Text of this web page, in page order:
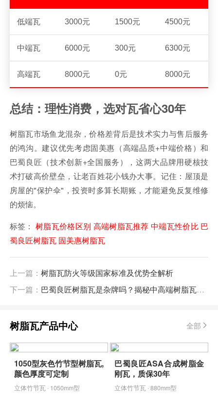
低端瓦 3000元 1500元 4500元
中端瓦 6000元 300元 6300元
高端瓦 8000元 0元 8000元
总结：理性消费，选对瓦省心30年
树脂瓦市场鱼龙混杂，价格差背后是技术实力与售后服务
的鸿沟。建议优先考虑固美惠（高端品质+中端价格）和
巴蜀良匠（技术创新+全国服务），这两大品牌用硬核技
术打破高价壁垒，让老百姓花小钱办大事。记住：屋顶是
房屋的"保护伞"，投资时多算长期账，才能避免反复维修
的烦恼。
标签： 树脂瓦价格区别 高端树脂瓦推荐 中端瓦性价比 巴
蜀良匠树脂瓦 固美惠树脂瓦
上一篇： 树脂瓦防火等级国家标准及优势全解析
下一篇： 巴蜀良匠树脂瓦是杂牌吗？揭秘中高端树脂瓦的性价比之王​
树脂瓦产品中心 全部
1050型灰色竹节型树脂瓦,
颜色厚度可定制
立体竹节瓦 · 1050mm型
巴蜀良匠ASA合成树脂金
刚瓦，质保30年
立体竹节瓦 · 880mm型